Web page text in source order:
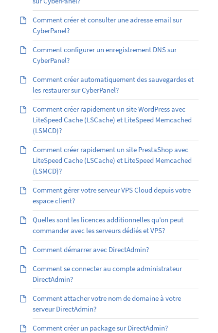
Comment créer et consulter une adresse email sur
CyberPanel?
Comment configurer un enregistrement DNS sur
CyberPanel?
Comment créer automatiquement des sauvegardes et
les restaurer sur CyberPanel?
Comment créer rapidement un site WordPress avec
LiteSpeed Cache (LSCache) et LiteSpeed Memcached
(LSMCD)?
Comment créer rapidement un site PrestaShop avec
LiteSpeed Cache (LSCache) et LiteSpeed Memcached
(LSMCD)?
Comment gérer votre serveur VPS Cloud depuis votre
espace client?
Quelles sont les licences additionnelles qu’on peut
commander avec les serveurs dédiés et VPS?
Comment démarrer avec DirectAdmin?
Comment se connecter au compte administrateur
DirectAdmin?
Comment attacher votre nom de domaine à votre
serveur DirectAdmin?
Comment créer un package sur DirectAdmin?